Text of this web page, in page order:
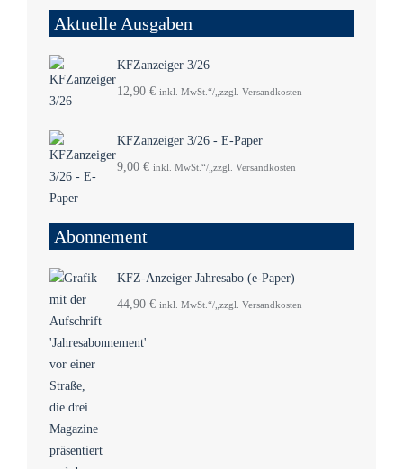
Aktuelle Ausgaben
KFZanzeiger 3/26
12,90 € inkl. MwSt.“/„zzgl. Versandkosten
KFZanzeiger 3/26 - E-Paper
9,00 € inkl. MwSt.“/„zzgl. Versandkosten
Abonnement
KFZ-Anzeiger Jahresabo (e-Paper)
44,90 € inkl. MwSt.“/„zzgl. Versandkosten